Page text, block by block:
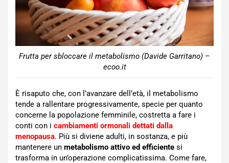
Frutta per sbloccare il metabolismo (Davide Garritano) –
ecoo.it
È risaputo che, con l’avanzare dell’età, il metabolismo
tende a rallentare progressivamente, specie per quanto
concerne la popolazione femminile, costretta a fare i
conti con i cambiamenti ormonali dettati dalla
menopausa. Più si diviene adulti, in sostanza, e più
mantenere un metabolismo attivo ed efficiente si
trasforma in un’operazione complicatissima. Come fare,